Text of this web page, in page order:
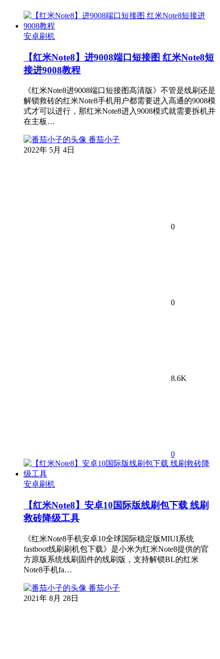
安卓刷机
【红米Note8】进9008端口短接图 红米Note8短
接进9008教程
《红米Note8进9008端口短接图高清版》不管是线刷还是
解锁救砖的红米Note8手机用户都需要进入高通的9008模
式才可以进行，那红米Note8进入9008模式就需要拆机并
在主板…
番茄小子
2022年 5月 4日
0
0
8.6K
0
安卓刷机
【红米Note8】安卓10国际版线刷包下载 线刷
救砖降级工具
《红米Note8手机安卓10全球国际稳定版MIUI系统
fastboot线刷刷机包下载》是小米为红米Note8提供的官
方原版系统线刷固件的线刷版，支持解锁BL的红米
Note8手机fa…
番茄小子
2021年 8月 28日